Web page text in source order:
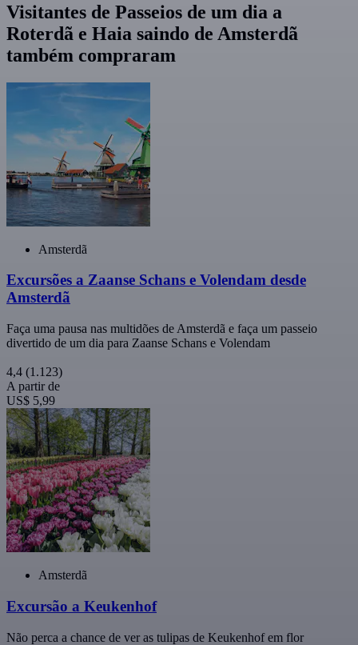
Visitantes de Passeios de um dia a
Roterdã e Haia saindo de Amsterdã
também compraram
Amsterdã
Excursões a Zaanse Schans e Volendam desde
Amsterdã
Faça uma pausa nas multidões de Amsterdã e faça um passeio
divertido de um dia para Zaanse Schans e Volendam
4,4 (1.123)
A partir de
US$ 5,99
Amsterdã
Excursão a Keukenhof
Não perca a chance de ver as tulipas de Keukenhof em flor